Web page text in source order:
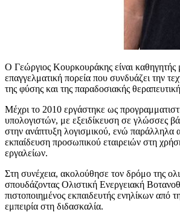
Ο Γεώργιος Κουρκουράκης είναι καθηγητής
επαγγελματική πορεία που συνδυάζει την
της φύσης και της παραδοσιακής
Μέχρι το 2010 εργάστηκε ως
υπολογιστών, με εξειδίκευση σε γλώσσες
στην ανάπτυξη λογισμικού, ενώ παράλληλα
εκπαίδευση προσωπικού εταιρειών στη
εργαλείων.
Στη συνέχεια, ακολούθησε τον δρόμο της
σπουδάζοντας Ολιστική Ενεργειακή
πιστοποιημένος εκπαιδευτής ενηλίκων
εμπειρία στη διδασκαλία.